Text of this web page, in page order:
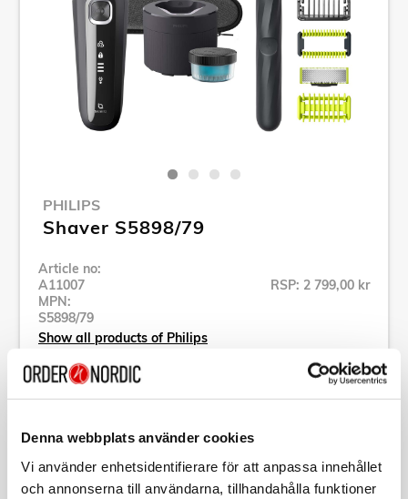
Denna webbplats använder cookies
Vi använder enhetsidentifierare för att anpassa innehållet
och annonserna till användarna, tillhandahålla funktioner
PHILIPS
Shaver S5898/79
Article no:
A11007
MPN:
S5898/79
RSP: 2 799,00 kr
Show all products of Philips
Description